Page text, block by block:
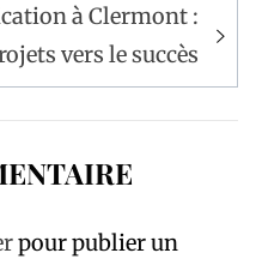
à Clermont :
vers le succès
pour publier un